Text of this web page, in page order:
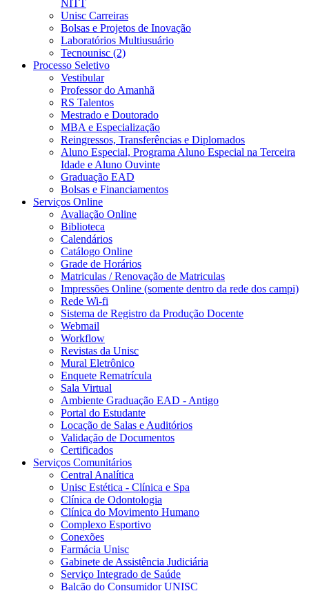
NITT
Unisc Carreiras
Bolsas e Projetos de Inovação
Laboratórios Multiusuário
Tecnounisc (2)
Processo Seletivo
Vestibular
Professor do Amanhã
RS Talentos
Mestrado e Doutorado
MBA e Especialização
Reingressos, Transferências e Diplomados
Aluno Especial, Programa Aluno Especial na Terceira
Idade e Aluno Ouvinte
Graduação EAD
Bolsas e Financiamentos
Serviços Online
Avaliação Online
Biblioteca
Calendários
Catálogo Online
Grade de Horários
Matriculas / Renovação de Matriculas
Impressões Online (somente dentro da rede dos campi)
Rede Wi-fi
Sistema de Registro da Produção Docente
Webmail
Workflow
Revistas da Unisc
Mural Eletrônico
Enquete Rematrícula
Sala Virtual
Ambiente Graduação EAD - Antigo
Portal do Estudante
Locação de Salas e Auditórios
Validação de Documentos
Certificados
Serviços Comunitários
Central Analítica
Unisc Estética - Clínica e Spa
Clínica de Odontologia
Clínica do Movimento Humano
Complexo Esportivo
Conexões
Farmácia Unisc
Gabinete de Assistência Judiciária
Serviço Integrado de Saúde
Balcão do Consumidor UNISC